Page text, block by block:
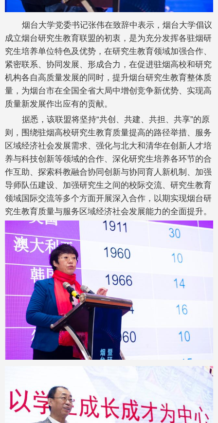
烟台大学党委书记张伟在致辞中表示，烟台大学倡议
成立烟台研究生教育联盟的初衷，是为充分发挥各驻烟研
究生培养单位特色及优势，在研究生教育领域加强合作、
紧密联系、协同发展、形成合力，在促进驻烟高校和研究
机构各自高质量发展的同时，提升烟台研究生教育整体质
量，为烟台市在全国全省大局中增创竞争新优势、实现高
质量新发展作出应有的贡献。
据悉，该联盟将坚持“共创、共建、共担、共享”的原
则，围绕驻烟高校研究生教育质量提高的路径举措、服务
区域经济社会发展需求、强化与北大和清华在创新人才培
养与科技创新等领域的合作、深化研究生培养各环节的合
作互助、探索科教融合协同创新与协同育人新机制、加强
导师队伍建设、加强研究生之间的校际交流、研究生教育
领域国际交流等多个方面开展深入合作，以期实现烟台研
究生教育质量与服务区域经济社会发展能力的全面提升。